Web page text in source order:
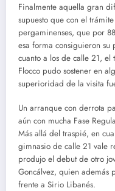
Finalmente aquella gran
supuesto que con el
pergaminenses, que por
esa forma consiguieron su
cuanto a los de calle 21,
Flocco pudo sostener en
superioridad de la visita
Un arranque con derrota
aún con mucha Fase
Más allá del traspié, en
gimnasio de calle 21 vale
produjo el debut de otro
Goncálvez, quien además
frente a Sirio Libanés.